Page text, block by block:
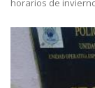
horarios de